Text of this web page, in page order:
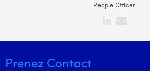
People Officer
Prenez Contact